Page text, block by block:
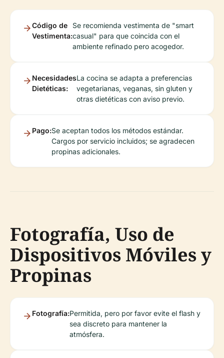
Código de
Vestimenta:
Se recomienda vestimenta de "smart
casual" para que coincida con el
ambiente refinado pero acogedor.
Necesidades
Dietéticas:
La cocina se adapta a preferencias
vegetarianas, veganas, sin gluten y
otras dietéticas con aviso previo.
Pago:Se aceptan todos los métodos estándar.
Cargos por servicio incluidos; se agradecen
propinas adicionales.
Fotografía, Uso de
Dispositivos Móviles y
Propinas
Fotografía:Permitida, pero por favor evite el flash y
sea discreto para mantener la
atmósfera.